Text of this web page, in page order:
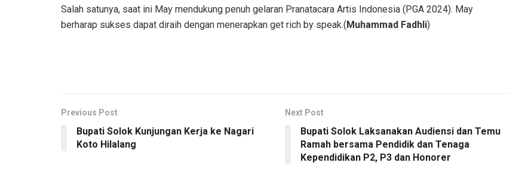
Salah satunya, saat ini May mendukung penuh gelaran Pranatacara Artis Indonesia (PGA 2024). May
berharap sukses dapat diraih dengan menerapkan get rich by speak.(Muhammad Fadhli)
Previous Post
Bupati Solok Kunjungan Kerja ke Nagari
Koto Hilalang
Next Post
Bupati Solok Laksanakan Audiensi dan Temu
Ramah bersama Pendidik dan Tenaga
Kependidikan P2, P3 dan Honorer